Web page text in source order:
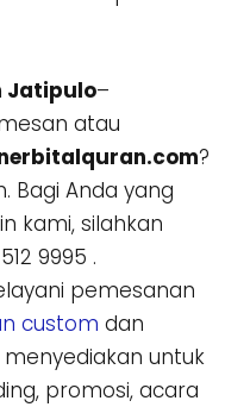
Jatipulo–
atau
?
Bagi Anda yang
kami, silahkan
9995 .
pemesanan
custom dan
untuk
promosi, acara